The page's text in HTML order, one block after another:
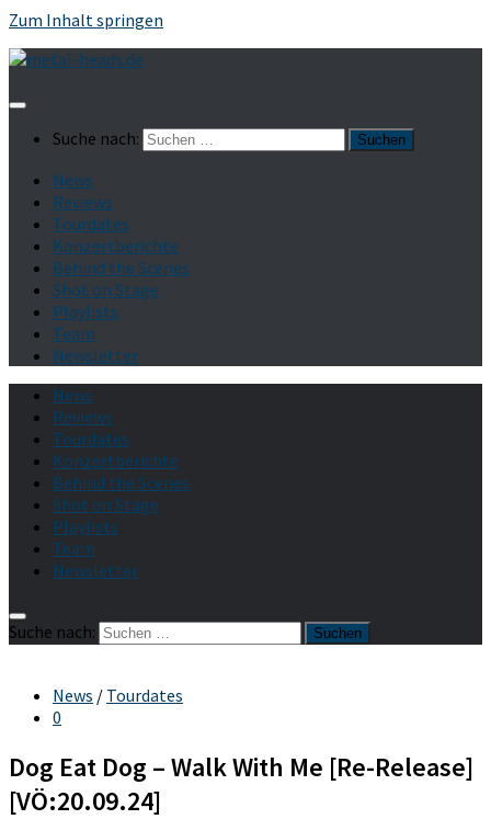
Zum Inhalt springen
Suche nach:
News
Reviews
Tourdates
Konzertberichte
Behind the Scenes
Shot on Stage
Playlists
Team
Newsletter
News
Reviews
Tourdates
Konzertberichte
Behind the Scenes
Shot on Stage
Playlists
Team
Newsletter
Suche nach:
News / Tourdates
0
Dog Eat Dog – Walk With Me [Re-Release]
[VÖ:20.09.24]